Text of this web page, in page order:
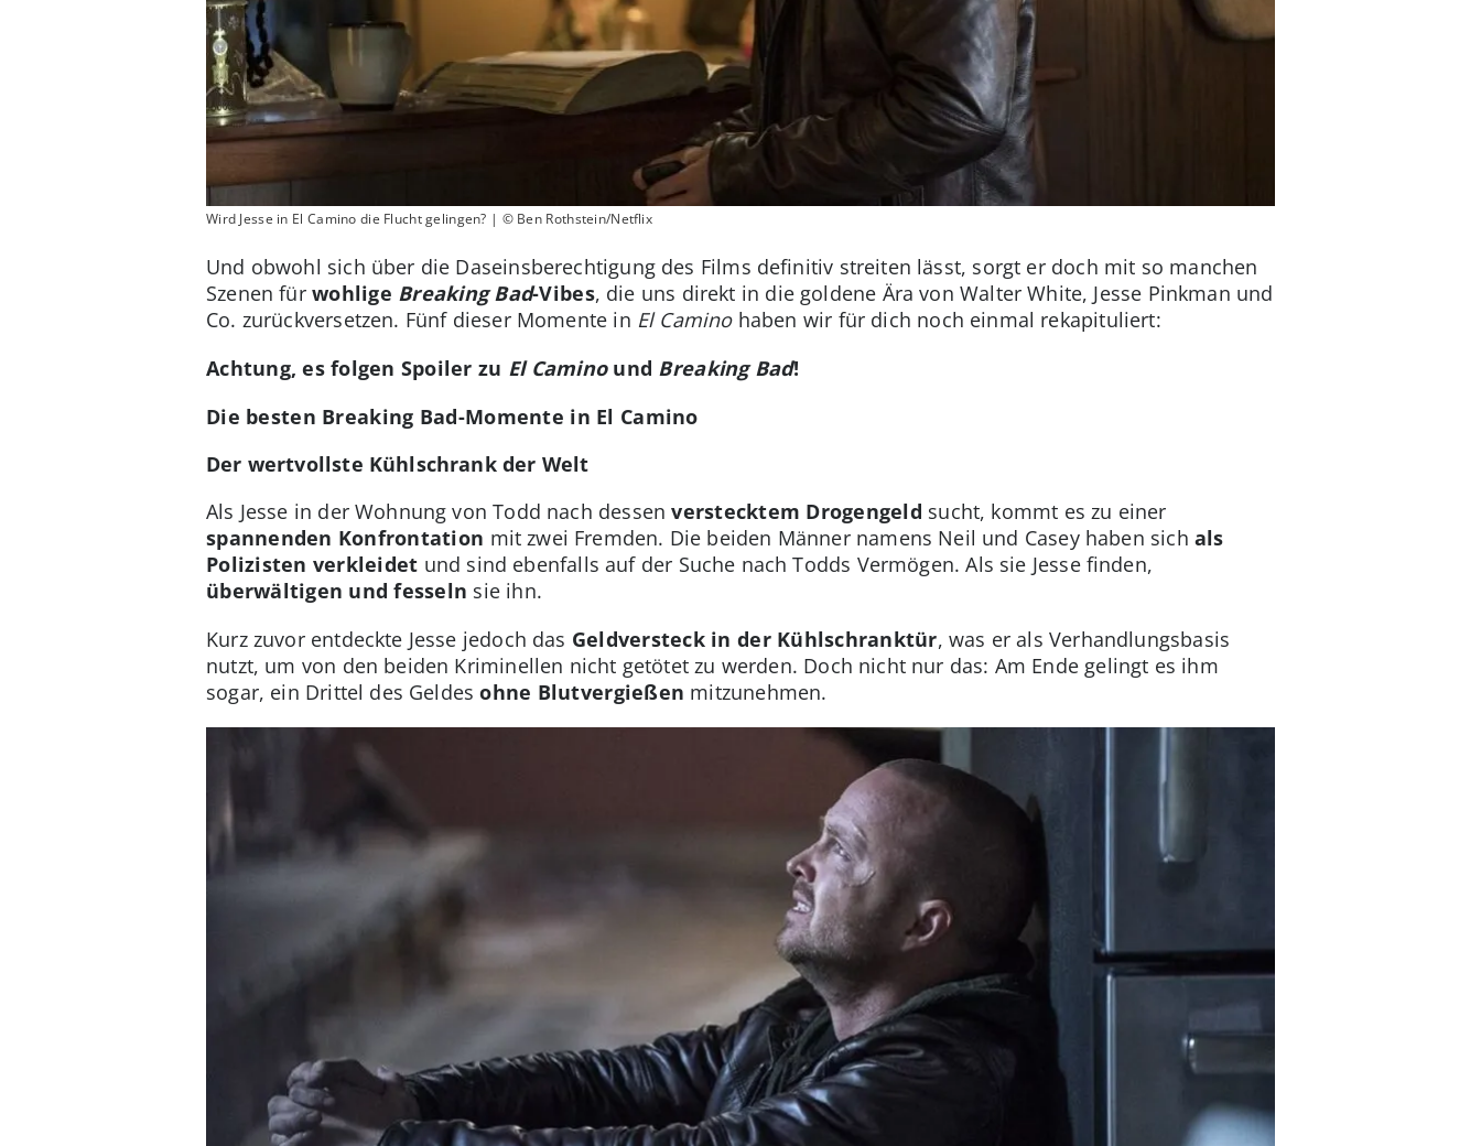
Wird Jesse in El Camino die Flucht gelingen? | © Ben Rothstein/Netflix
Und obwohl sich über die Daseinsberechtigung des Films definitiv streiten lässt, sorgt er doch mit so manchen
Szenen für wohlige Breaking Bad-Vibes, die uns direkt in die goldene Ära von Walter White, Jesse Pinkman und
Co. zurückversetzen. Fünf dieser Momente in El Caminohaben wir für dich noch einmal rekapituliert:
Achtung, es folgen Spoiler zu El Camino und Breaking Bad!
Die besten Breaking Bad-Momente in El Camino
Der wertvollste Kühlschrank der Welt
Als Jesse in der Wohnung von Todd nach dessenverstecktem Drogengeld sucht, kommt es zu einer
spannenden Konfrontation mit zwei Fremden. Die beiden Männer namens Neil und Casey haben sich als
Polizisten verkleidet und sind ebenfalls auf der Suche nach Todds Vermögen. Als sie Jesse finden,
überwältigen und fesseln sie ihn.
Kurz zuvor entdeckte Jesse jedoch das Geldversteck in der Kühlschranktür, was er als Verhandlungsbasis
nutzt, um von den beiden Kriminellen nicht getötet zu werden. Doch nicht nur das: Am Ende gelingt es ihm
sogar, ein Drittel des Geldesohne Blutvergießen mitzunehmen.